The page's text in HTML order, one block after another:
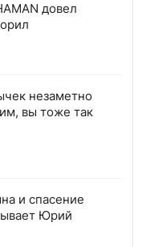
довел
незаметно
вы тоже так
и спасение
Юрий